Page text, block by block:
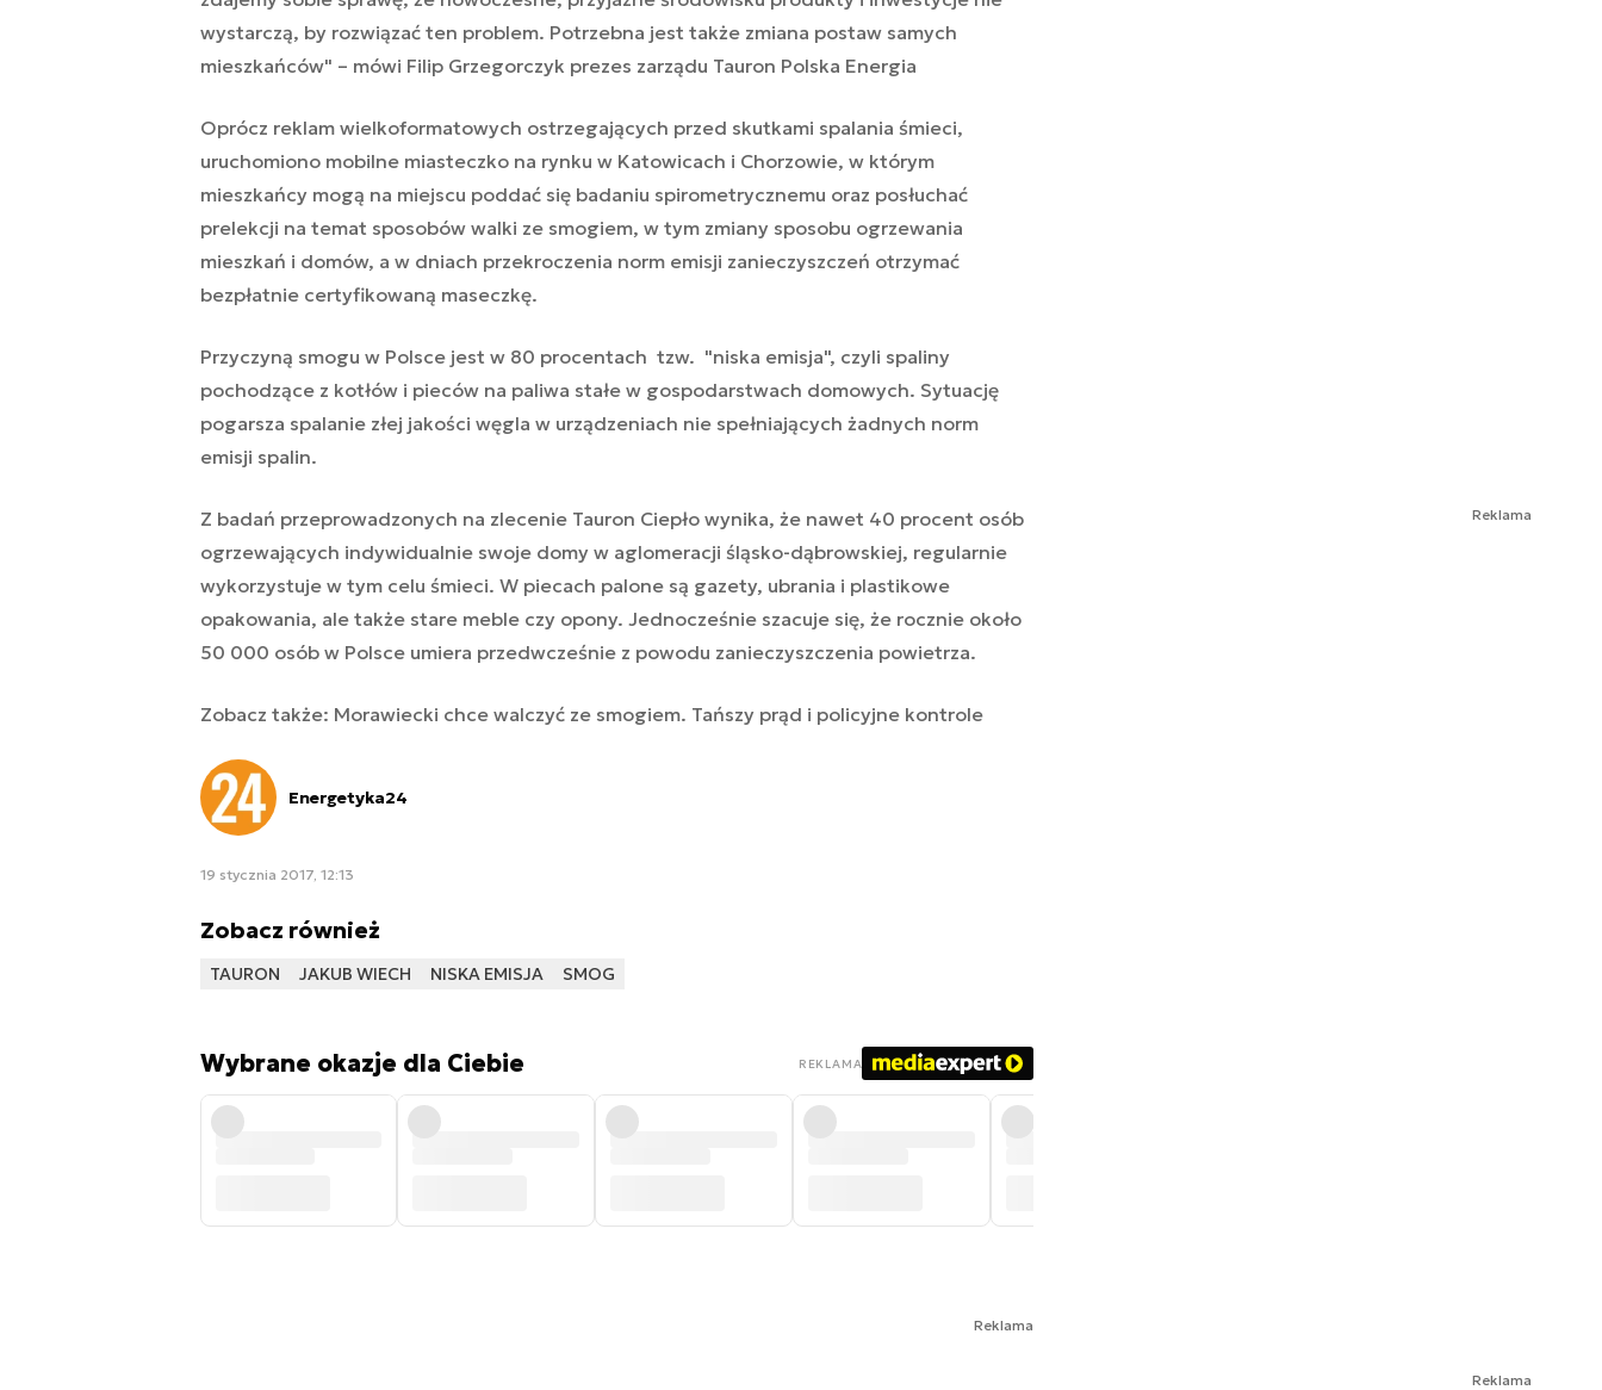
wystarczą, by rozwiązać ten problem. Potrzebna jest także zmiana postaw samych
mieszkańców" – mówi Filip Grzegorczyk prezes zarządu Tauron Polska Energia
Oprócz reklam wielkoformatowych ostrzegających przed skutkami spalania śmieci,
uruchomiono mobilne miasteczko na rynku w Katowicach i Chorzowie, w którym
mieszkańcy mogą na miejscu poddać się badaniu spirometrycznemu oraz posłuchać
prelekcji na temat sposobów walki ze smogiem, w tym zmiany sposobu ogrzewania
mieszkań i domów, a w dniach przekroczenia norm emisji zanieczyszczeń otrzymać
bezpłatnie certyfikowaną maseczkę.
Przyczyną smogu w Polsce jest w 80 procentach tzw. "niska emisja", czyli spaliny
pochodzące z kotłów i pieców na paliwa stałe w gospodarstwach domowych. Sytuację
pogarsza spalanie złej jakości węgla w urządzeniach nie spełniających żadnych norm
emisji spalin.
Z badań przeprowadzonych na zlecenie Tauron Ciepło wynika, że nawet 40 procent osób
ogrzewających indywidualnie swoje domy w aglomeracji śląsko-dąbrowskiej, regularnie
wykorzystuje w tym celu śmieci. W piecach palone są gazety, ubrania i plastikowe
opakowania, ale także stare meble czy opony. Jednocześnie szacuje się, że rocznie około
50 000 osób w Polsce umiera przedwcześnie z powodu zanieczyszczenia powietrza.
Zobacz także: Morawiecki chce walczyć ze smogiem. Tańszy prąd i policyjne kontrole
Energetyka24
19 stycznia 2017, 12:13
Zobacz również
TAURON JAKUB WIECH NISKA EMISJA SMOG
Wybrane okazje dla Ciebie REKLAMA
Reklama
Reklama
Reklama